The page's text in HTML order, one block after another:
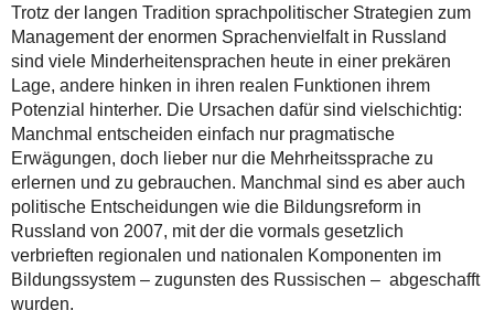
Trotz der langen Tradition sprachpolitischer Strategien zum
Management der enormen Sprachenvielfalt in Russland
sind viele Minderheitensprachen heute in einer prekären
Lage, andere hinken in ihren realen Funktionen ihrem
Potenzial hinterher. Die Ursachen dafür sind vielschichtig:
Manchmal entscheiden einfach nur pragmatische
Erwägungen, doch lieber nur die Mehrheitssprache zu
erlernen und zu gebrauchen. Manchmal sind es aber auch
politische Entscheidungen wie die Bildungsreform in
Russland von 2007, mit der die vormals gesetzlich
verbrieften regionalen und nationalen Komponenten im
Bildungssystem – zugunsten des Russischen – abgeschafft
wurden.